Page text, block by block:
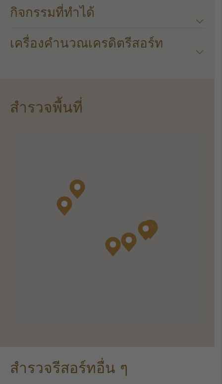
กิจกรรมที่ทำได้
เครื่องคำนวณเครดิตรีสอร์ท​
สำรวจพื้นที่
สำรวจรีสอร์ทอื่น ๆ